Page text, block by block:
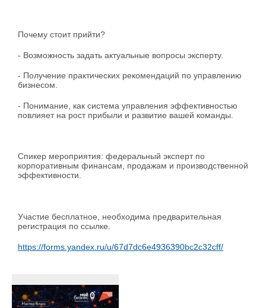
Почему стоит прийти?
- Возможность задать актуальные вопросы эксперту.
- Получение практических рекомендаций по управлению
бизнесом.
- Понимание, как система управления эффективностью
повлияет на рост прибыли и развитие вашей команды.
Спикер мероприятия: федеральный эксперт по
корпоративным финансам, продажам и производственной
эффективности.
Участие бесплатное, необходима предварительная
регистрация по ссылке.
https://forms.yandex.ru/u/67d7dc6e4936390bc2c32cff/